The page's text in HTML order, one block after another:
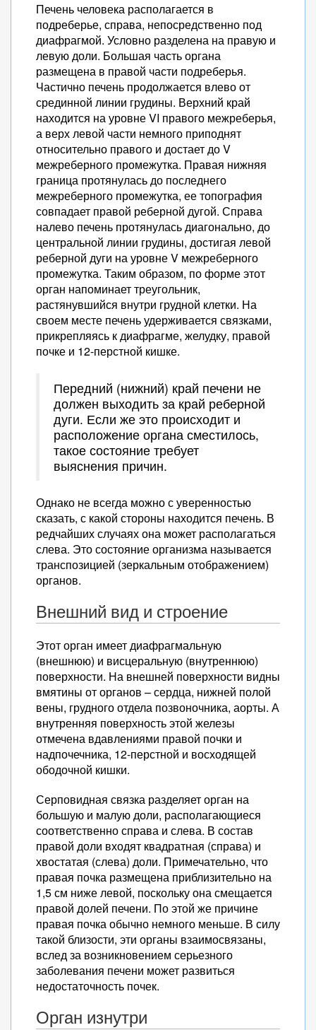
Печень человека располагается в
подреберье, справа, непосредственно под
диафрагмой. Условно разделена на правую и
левую доли. Большая часть органа
размещена в правой части подреберья.
Частично печень продолжается влево от
срединной линии грудины. Верхний край
находится на уровне VI правого межреберья,
а верх левой части немного приподнят
относительно правого и достает до V
межреберного промежутка. Правая нижняя
граница протянулась до последнего
межреберного промежутка, ее топография
совпадает правой реберной дугой. Справа
налево печень протянулась диагонально, до
центральной линии грудины, достигая левой
реберной дуги на уровне V межреберного
промежутка. Таким образом, по форме этот
орган напоминает треугольник,
растянувшийся внутри грудной клетки. На
своем месте печень удерживается связками,
прикрепляясь к диафрагме, желудку, правой
почке и 12-перстной кишке.
Передний (нижний) край печени не
должен выходить за край реберной
дуги. Если же это происходит и
расположение органа сместилось,
такое состояние требует
выяснения причин.
Однако не всегда можно с уверенностью
сказать, с какой стороны находится печень. В
редчайших случаях она может располагаться
слева. Это состояние организма называется
транспозицией (зеркальным отображением)
органов.
Внешний вид и строение
Этот орган имеет диафрагмальную
(внешнюю) и висцеральную (внутреннюю)
поверхности. На внешней поверхности видны
вмятины от органов – сердца, нижней полой
вены, грудного отдела позвоночника, аорты. А
внутренняя поверхность этой железы
отмечена вдавлениями правой почки и
надпочечника, 12-перстной и восходящей
ободочной кишки.
Серповидная связка разделяет орган на
большую и малую доли, располагающиеся
соответственно справа и слева. В состав
правой доли входят квадратная (справа) и
хвостатая (слева) доли. Примечательно, что
правая почка размещена приблизительно на
1,5 см ниже левой, поскольку она смещается
правой долей печени. По этой же причине
правая почка обычно немного меньше. В силу
такой близости, эти органы взаимосвязаны,
вслед за возникновением серьезного
заболевания печени может развиться
недостаточность почек.
Орган изнутри